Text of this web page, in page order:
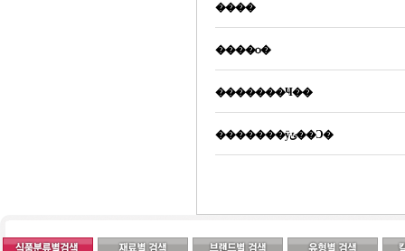
����
����ѻ�
�������Ҹ��
�������ӱݵ��Ͻ�